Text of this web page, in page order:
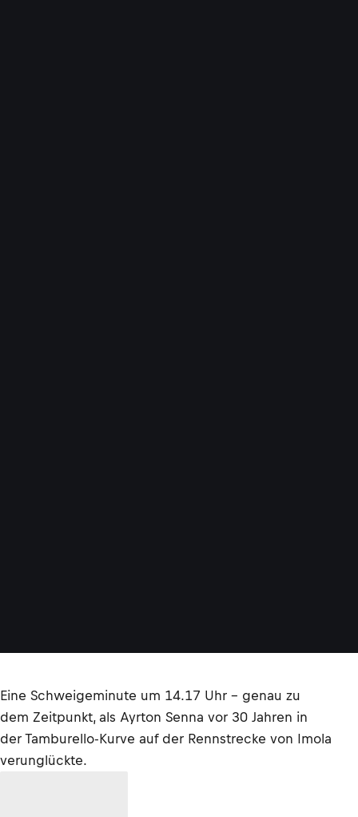
Eine Schweigeminute um 14.17 Uhr - genau zu
dem Zeitpunkt, als Ayrton Senna vor 30 Jahren in
der Tamburello-Kurve auf der Rennstrecke von Imola
verunglückte.